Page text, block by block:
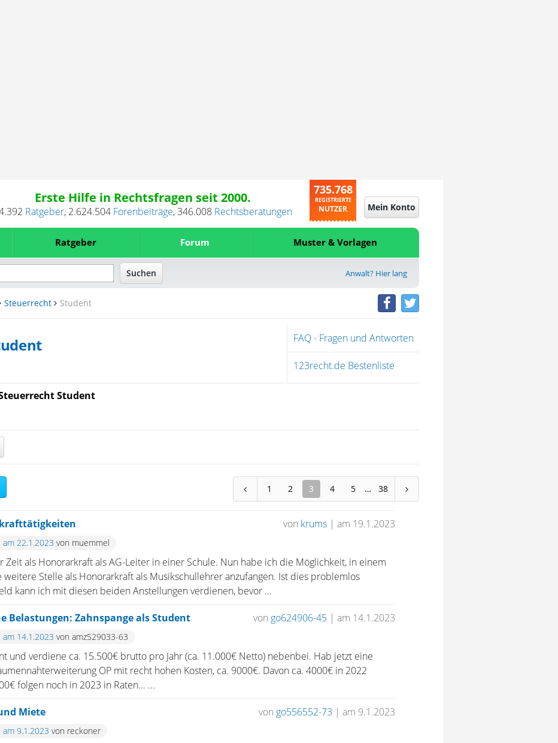
Erste Hilfe in Rechtsfragen seit 2000.
Ratgeber, 2.624.504 Forenbeiträge,346.008 Rechtsberatungen
735.768
REGISTRIERTE
NUTZER Mein Konto
Ratgeber Forum Muster & Vorlagen
Anwalt? Hier lang
Steuerrecht Student
FAQ - Fragen und Antworten
123recht.de Bestenliste
Student
1 2 3 4 5 38
von krums | am 19.1.2023
am 22.1.2023 von muemmel
Zeit als Honorarkraft als AG-Leiter in einer Schule. Nun habe ich die Möglichkeit, in einem
weitere Stelle als Honorarkraft als Musikschullehrer anzufangen. Ist dies problemlos
kann ich mit diesen beiden Anstellungen verdienen, bevor ...
Belastungen: Zahnspange als Student von go624906-45 | am 14.1.2023
am 14.1.2023 von amz529033-63
und verdiene ca. 15.500€ brutto pro Jahr (ca. 11.000€ Netto) nebenbei. Hab jetzt eine
OP mit recht hohen Kosten, ca. 9000€. Davon ca. 4000€ in 2022
folgen noch in 2023 in Raten... ...
Miete von go556552-73 | am 9.1.2023
am 9.1.2023 von reckoner